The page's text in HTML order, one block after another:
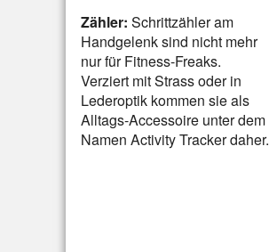
Zähler: Schrittzähler am
Handgelenk sind nicht mehr
nur für Fitness-Freaks.
Verziert mit Strass oder in
Lederoptik kommen sie als
Alltags-Accessoire unter dem
Namen Activity Tracker daher.